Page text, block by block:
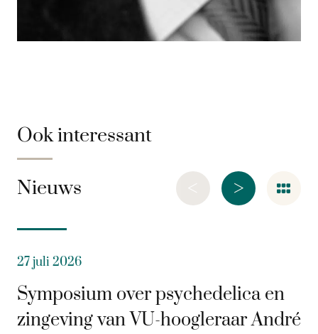
Ook interessant
Nieuws >
<
27 juli 2026
Symposium over psychedelica en
zingeving van VU-hoogleraar André